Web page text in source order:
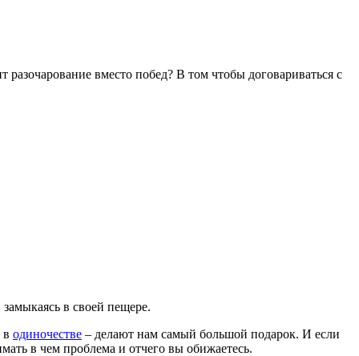
разочарование вместо побед? В том чтобы договариваться с
в своей пещере.
в одиночестве – делают нам самый большой подарок. И если
в чем проблема и отчего вы обижаетесь.